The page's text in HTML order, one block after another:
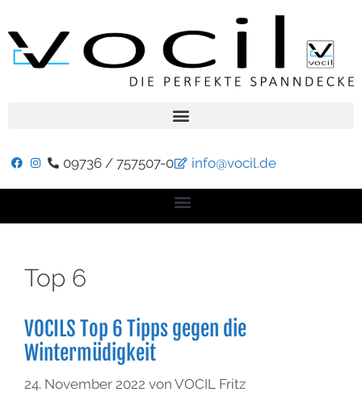
09736 / 757507-0 info@vocil.de
Top 6
VOCILS Top 6 Tipps gegen die
Wintermüdigkeit
24. November 2022 von VOCIL Fritz